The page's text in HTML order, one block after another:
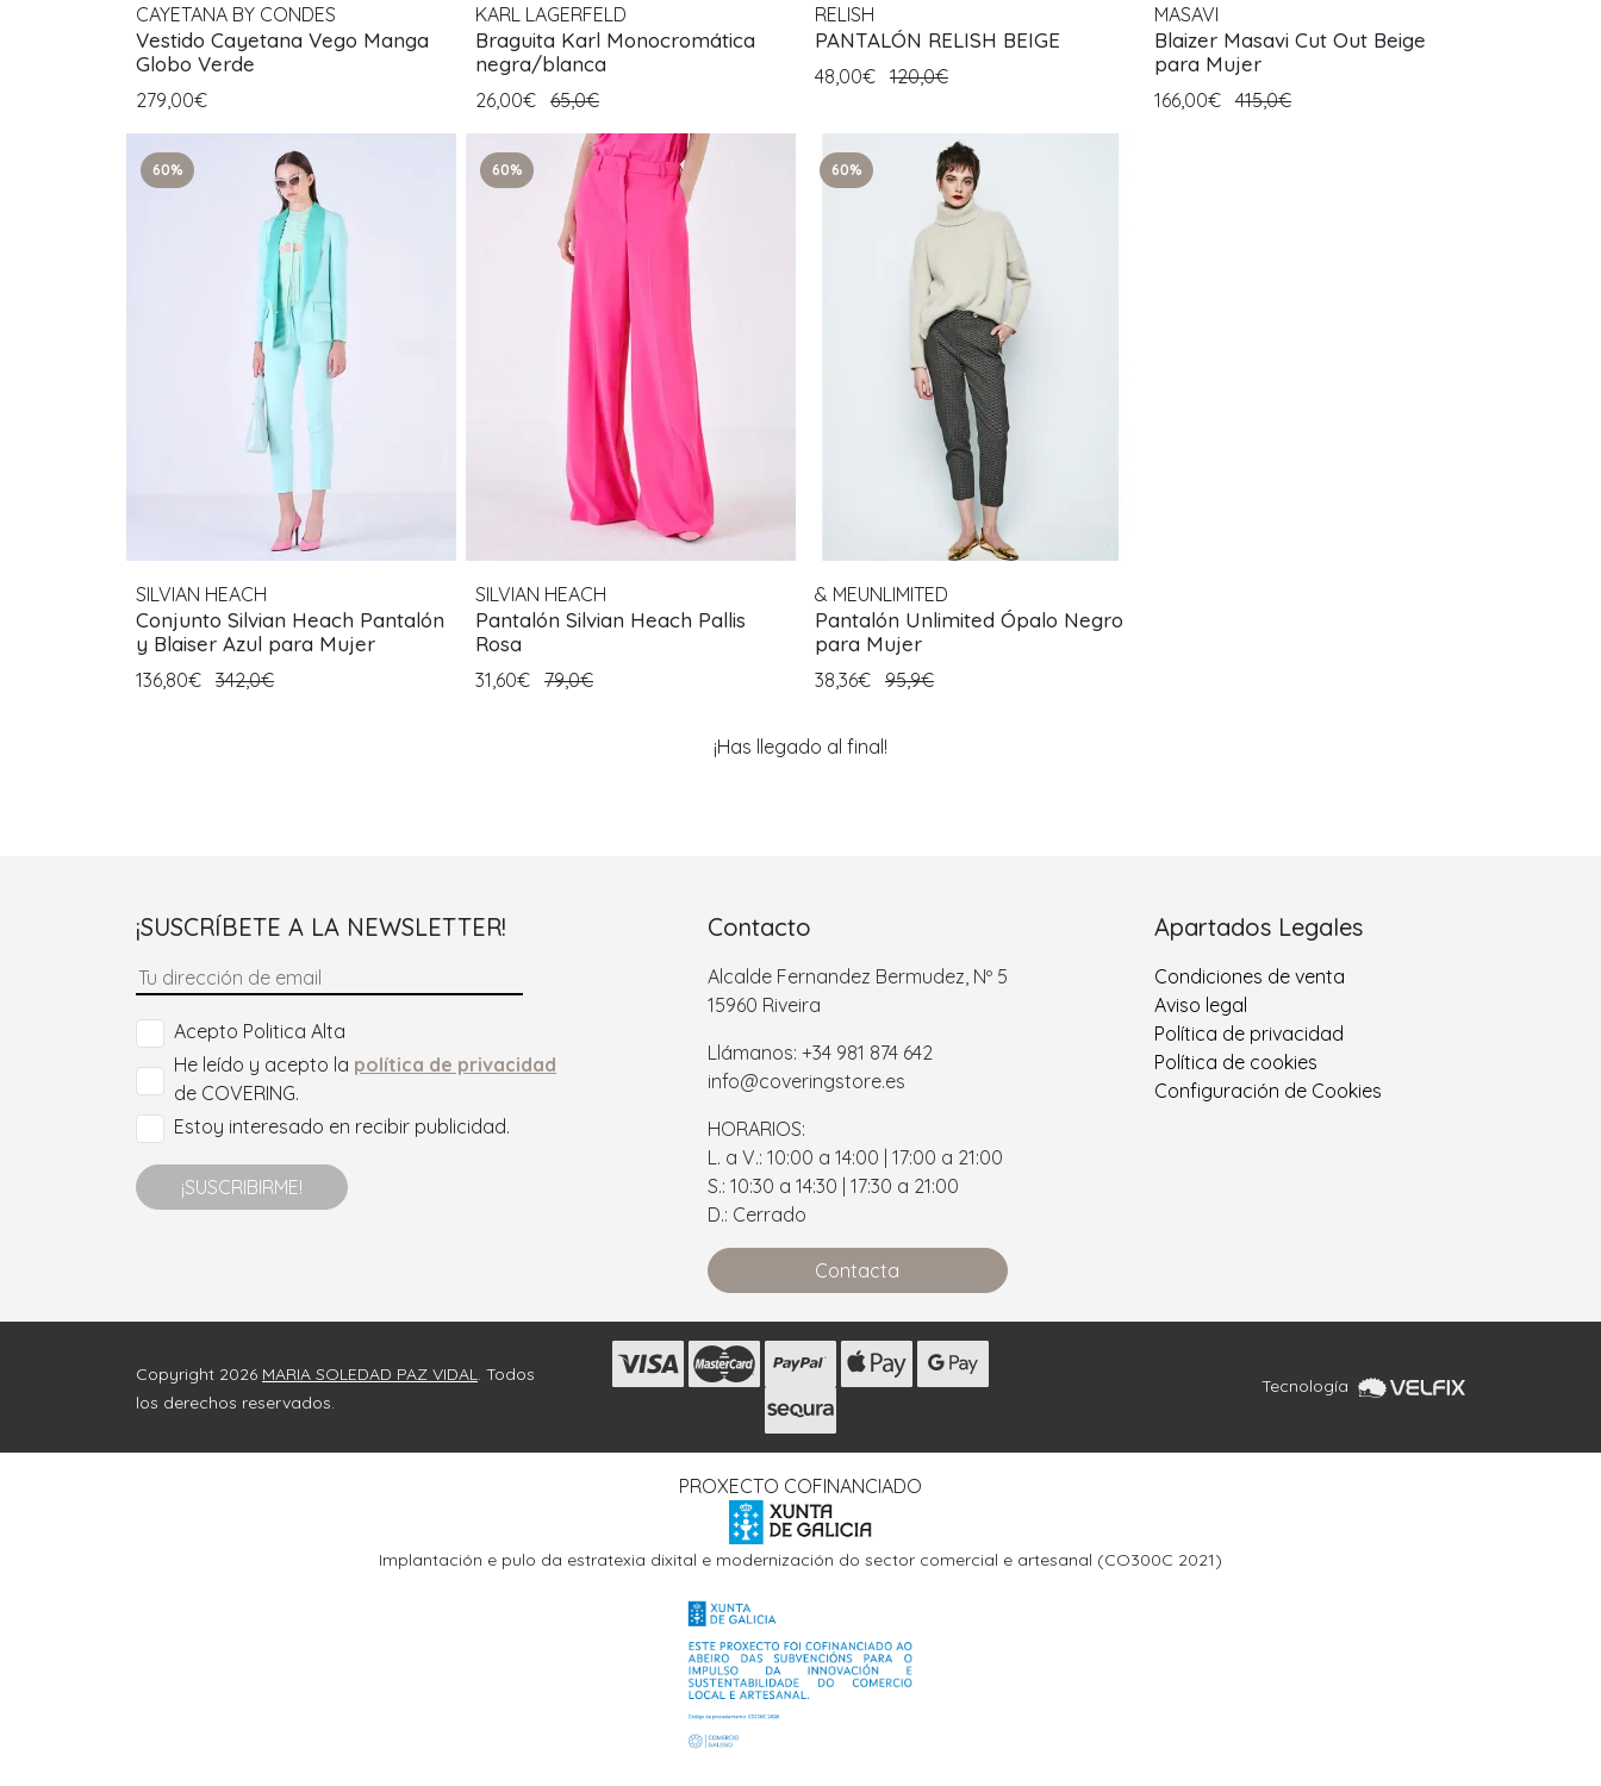
CAYETANA BY CONDES
Vestido Cayetana Vego Manga
Globo Verde
279,00€
KARL LAGERFELD
Braguita Karl Monocromática
negra/blanca
26,00€ 65,0€
RELISH
PANTALÓN RELISH BEIGE
48,00€ 120,0€
MASAVI
Blaizer Masavi Cut Out Beige
para Mujer
166,00€ 415,0€
60%
SILVIAN HEACH
Conjunto Silvian Heach Pantalón
y Blaiser Azul para Mujer
136,80€ 342,0€
60%
SILVIAN HEACH
Pantalón Silvian Heach Pallis
Rosa
31,60€ 79,0€
60%
& MEUNLIMITED
Pantalón Unlimited Ópalo Negro
para Mujer
38,36€ 95,9€
¡Has llegado al final!
¡SUSCRÍBETE A LA NEWSLETTER!
Acepto Politica Alta
He leído y acepto la política de privacidad
de COVERING.
Estoy interesado en recibir publicidad.
¡SUSCRIBIRME!
Contacto
Alcalde Fernandez Bermudez, Nº 5
15960 Riveira
Llámanos: +34 981 874 642
info@coveringstore.es
HORARIOS:
L. a V.: 10:00 a 14:00 | 17:00 a 21:00
S.: 10:30 a 14:30 | 17:30 a 21:00
D.: Cerrado
Contacta
Apartados Legales
Condiciones de venta
Aviso legal
Política de privacidad
Política de cookies
Configuración de Cookies
Copyright 2026 MARIA SOLEDAD PAZ VIDAL. Todos
los derechos reservados.
Tecnología
PROXECTO COFINANCIADO
Implantación e pulo da estratexia dixital e modernización do sector comercial e artesanal (CO300C 2021)